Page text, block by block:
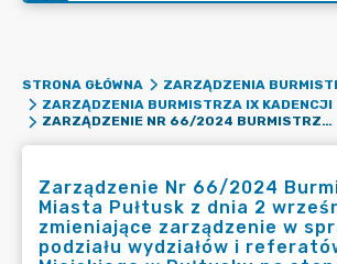
STRONA GŁÓWNA
ZARZĄDZENIA
ZARZĄDZENIA BURMISTRZA IX KADENCJI
ZARZĄDZENIE NR 66/2024 BURMISTRZA MIASTA PUŁTUSK Z DNIA 2 WRZEŚNIA 2024 R. ZMIENIAJĄCE ZARZĄDZENIE W SPRAWIE PODZIAŁU WYDZIAŁÓW I REFERATÓW URZĘDU MIEJSKIEGO W PUŁTUSKU NA STANOWISKA PRACY
Zarządzenie Nr 66/2024
Miasta Pułtusk z dnia 2
zmieniające zarządzenie w
podziału wydziałów i